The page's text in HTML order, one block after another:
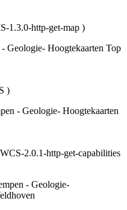
1.3.0-http-get-map )
Geologie- Hoogtekaarten Top
)
- Geologie- Hoogtekaarten
2.0.1-http-get-capabilities
- Geologie-